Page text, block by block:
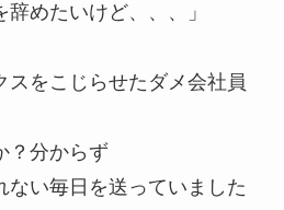
辞めたいけど、、、」
スをこじらせたダメ会社員
？分からず
ない毎日を送っていました